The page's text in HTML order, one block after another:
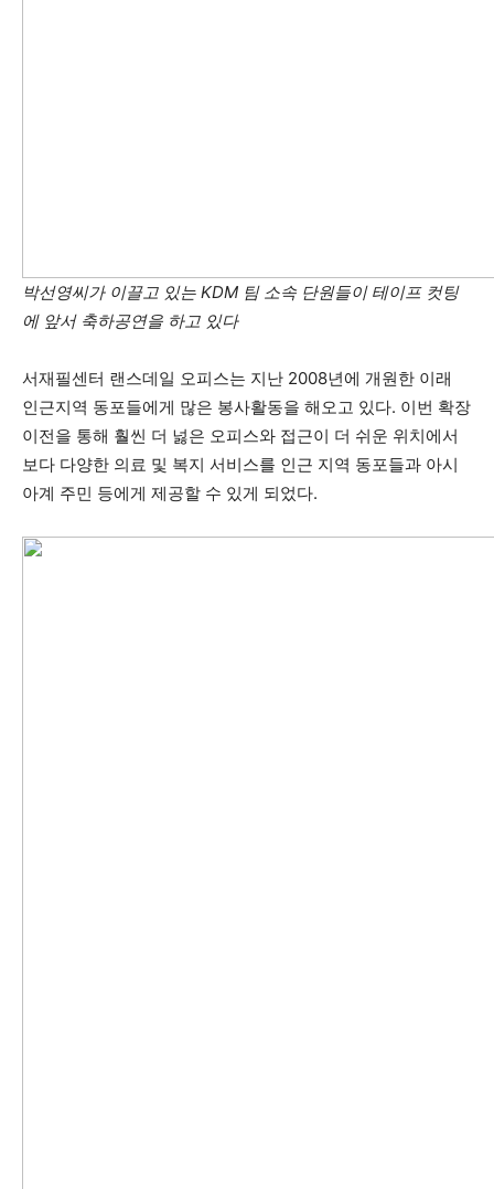
(PA/NJ/DE)
박선영씨가 이끌고 있는 KDM 팀 소속 단원들이 테이프 컷팅
에 앞서 축하공연을 하고 있다
서재필센터 랜스데일 오피스는 지난 2008년에 개원한 이래
인근지역 동포들에게 많은 봉사활동을 해오고 있다. 이번 확장
이전을 통해 훨씬 더 넗은 오피스와 접근이 더 쉬운 위치에서
보다 다양한 의료 및 복지 서비스를 인근 지역 동포들과 아시
아계 주민 등에게 제공할 수 있게 되었다.